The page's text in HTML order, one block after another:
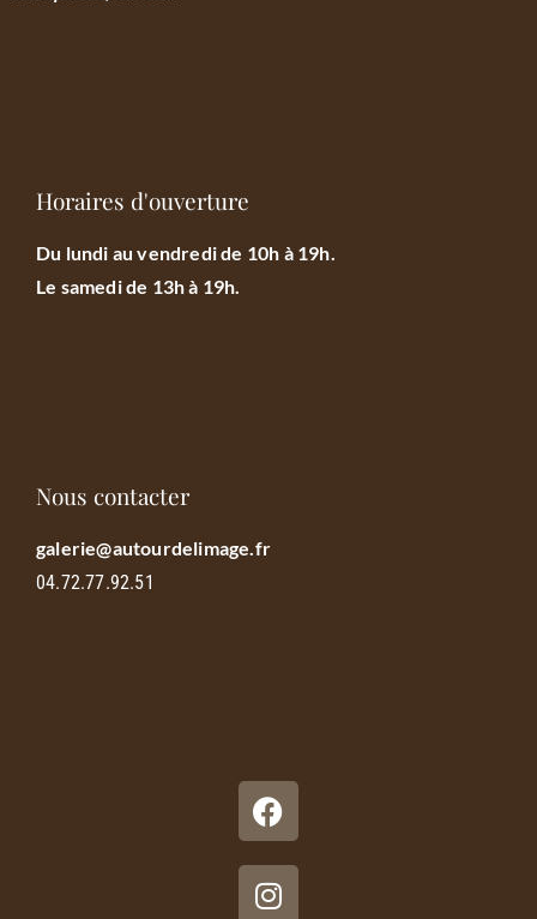
Horaires d'ouverture
Du lundi au vendredi de 10h à 19h.
Le samedi de 13h à 19h.
Nous contacter
galerie@autourdelimage.fr
04.72.77.92.51